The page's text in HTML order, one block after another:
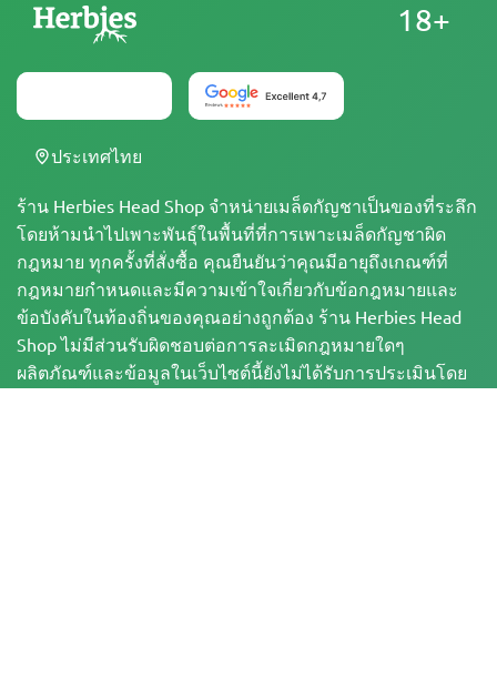
ร้าน Herbies Head Shop จำหน่ายเมล็ดกัญชาเป็นของที่ระลึก
โดยห้ามนำไปเพาะพันธุ์ในพื้นที่ที่การเพาะเมล็ดกัญชาผิด
กฎหมาย ทุกครั้งที่สั่งซื้อ คุณยืนยันว่าคุณมีอายุถึงเกณฑ์ที่
กฎหมายกำหนดและมีความเข้าใจเกี่ยวกับข้อกฎหมายและ
ข้อบังคับในท้องถิ่นของคุณอย่างถูกต้อง ร้าน Herbies Head
Shop ไม่มีส่วนรับผิดชอบต่อการละเมิดกฎหมายใดๆ
ผลิตภัณฑ์และข้อมูลในเว็บไซต์นี้ยังไม่ได้รับการประเมินโดย
18+
ประเทศไทย